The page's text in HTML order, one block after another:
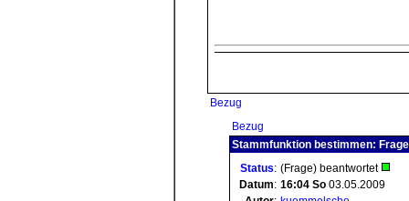
Bezug
Bezug
Stammfunktion bestimmen:
Status: (Frage) beantwortet
Datum: 16:04 So 03.05.2009